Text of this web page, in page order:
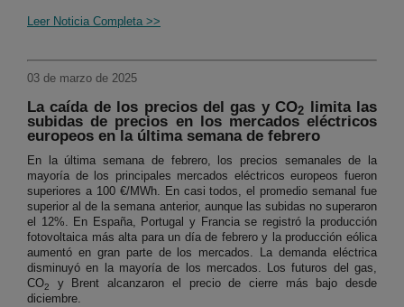
Leer Noticia Completa >>
03 de marzo de 2025
La caída de los precios del gas y CO2
limita las
subidas de precios en los mercados eléctricos
europeos en la última semana de febrero
En la última semana de febrero, los precios semanales de la
mayoría de los principales mercados eléctricos europeos fueron
superiores a 100 €/MWh. En casi todos, el promedio semanal fue
superior al de la semana anterior, aunque las subidas no superaron
el 12%. En España, Portugal y Francia se registró la producción
fotovoltaica más alta para un día de febrero y la producción eólica
aumentó en gran parte de los mercados. La demanda eléctrica
disminuyó en la mayoría de los mercados. Los futuros del gas,
CO2
y Brent alcanzaron el precio de cierre más bajo desde
diciembre.